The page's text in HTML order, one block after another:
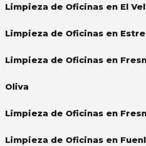
Limpieza de Oficinas en El
Limpieza de Oficinas en
Limpieza de Oficinas en
Oliva
Limpieza de Oficinas en
Limpieza de Oficinas en